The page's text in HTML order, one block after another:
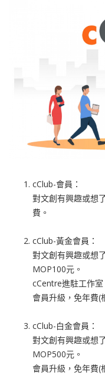
cClub-會員：
對文創有興趣或想
費。
cClub-黃金會員：
對文創有興趣或想
MOP100元。
cCentre進駐工作室
會員升級，免年費(
cClub-白金會員：
對文創有興趣或想
MOP500元。
會員升級，免年費(